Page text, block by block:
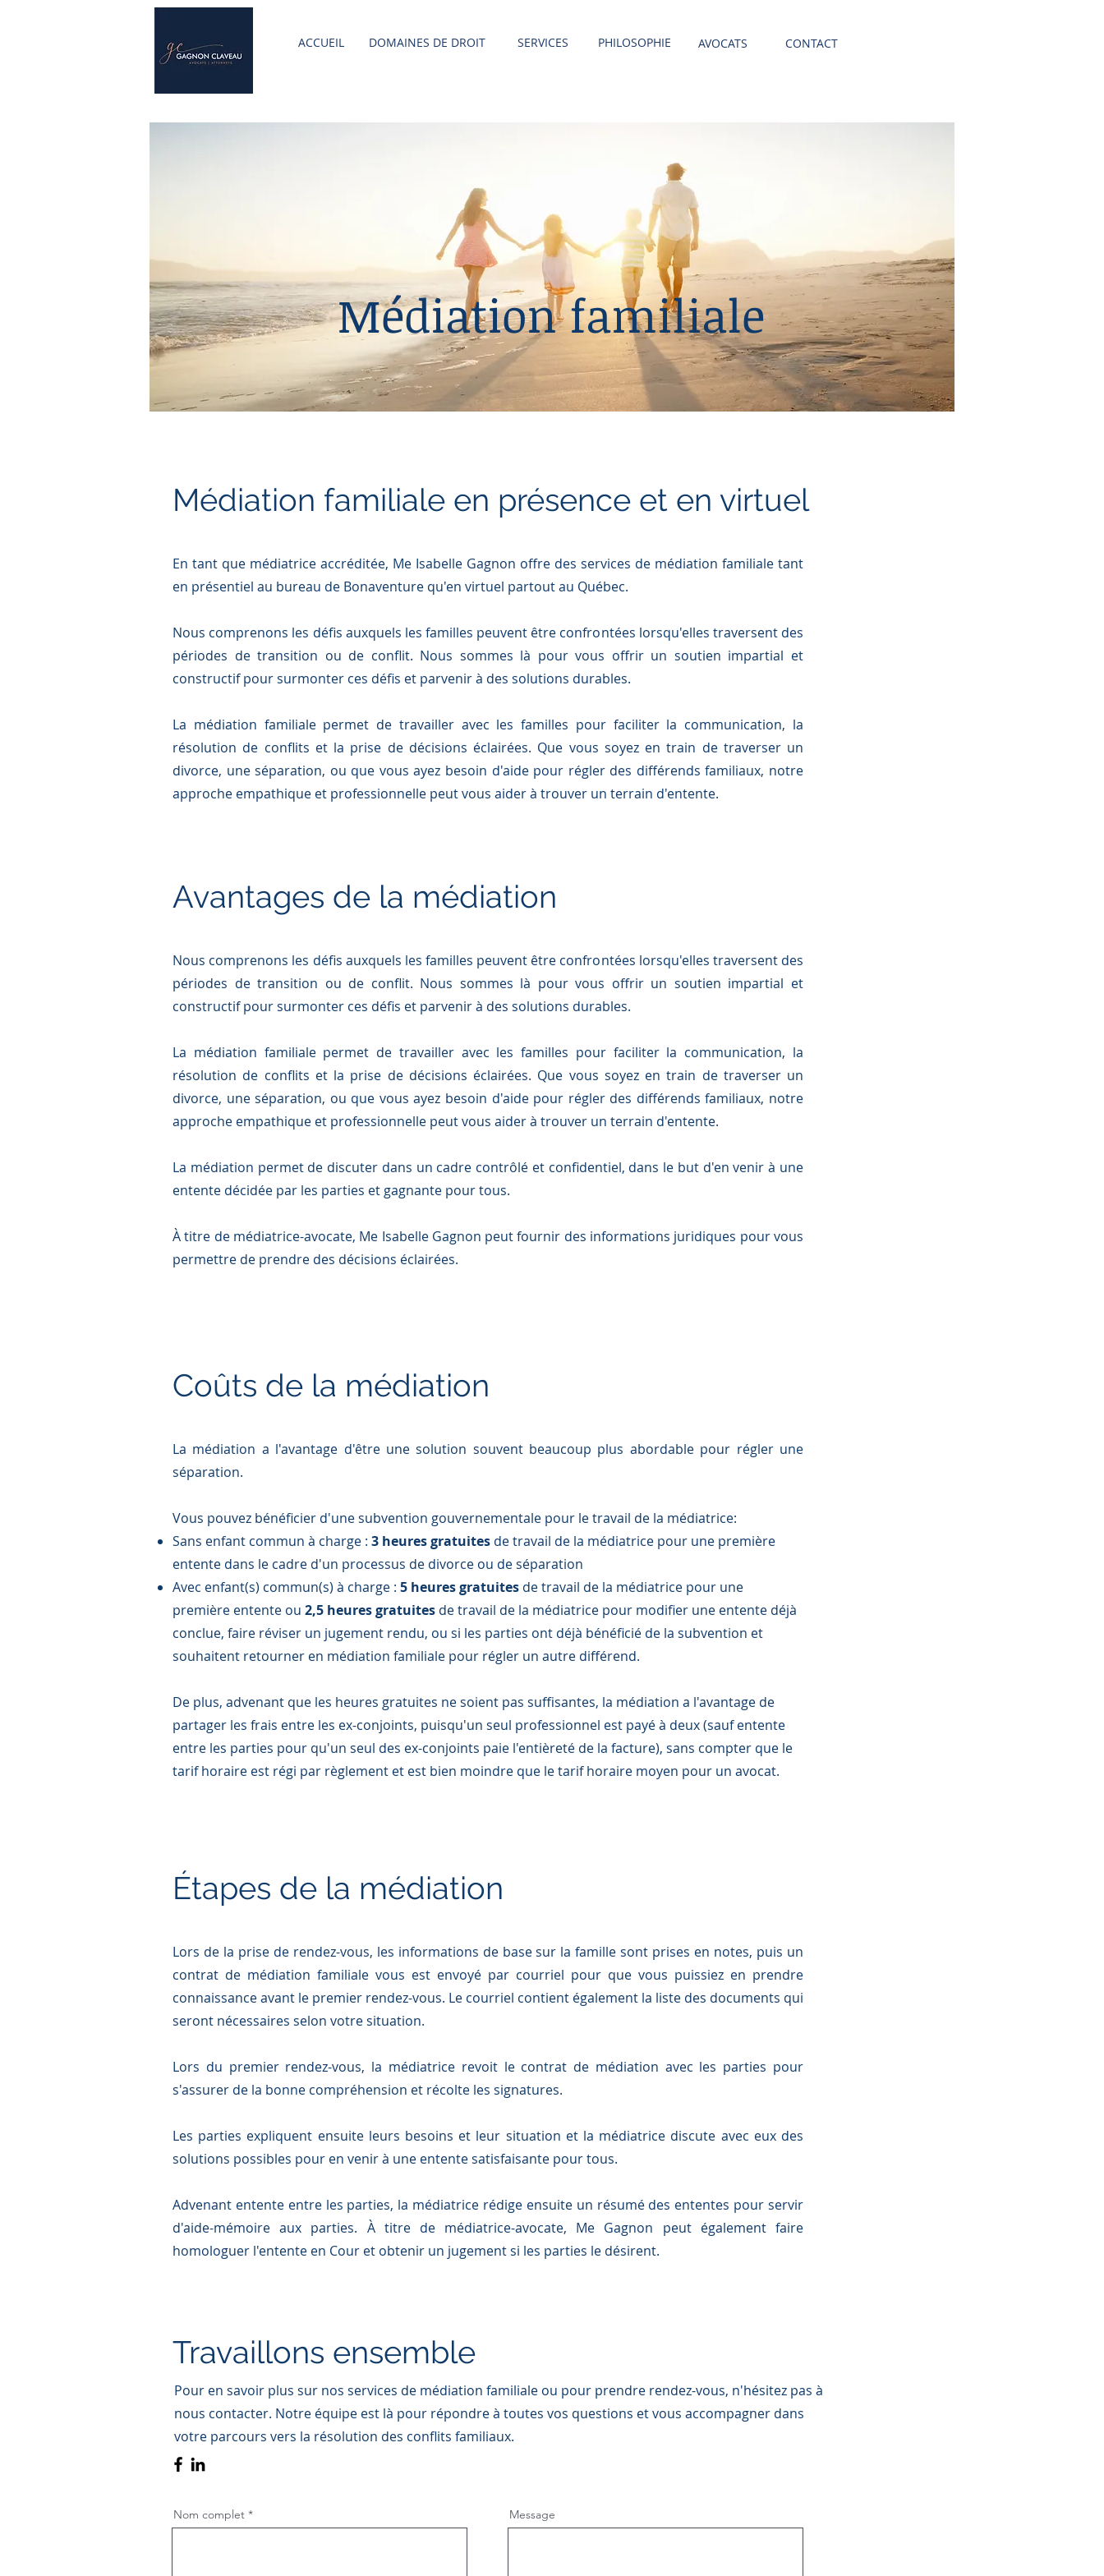
CONTACT
SERVICES PHILOSOPHIE
DOMAINES DE DROIT
ACCUEIL AVOCATS
Médiation familiale
Médiation familiale en présence et en virtuel
En tant que médiatrice accréditée, Me Isabelle Gagnon offre des services de médiation familiale tant
en présentiel au bureau de Bonaventure qu'en virtuel partout au Québec.
Nous comprenons les défis auxquels les familles peuvent être confrontées lorsqu'elles traversent des
périodes de transition ou de conflit. Nous sommes là pour vous offrir un soutien impartial et
constructif pour surmonter ces défis et parvenir à des solutions durables.
La médiation familiale permet de travailler avec les familles pour faciliter la communication, la
résolution de conflits et la prise de décisions éclairées. Que vous soyez en train de traverser un
divorce, une séparation, ou que vous ayez besoin d'aide pour régler des différends familiaux, notre
approche empathique et professionnelle peut vous aider à trouver un terrain d'entente.
Avantages de la médiation
Nous comprenons les défis auxquels les familles peuvent être confrontées lorsqu'elles traversent des
périodes de transition ou de conflit. Nous sommes là pour vous offrir un soutien impartial et
constructif pour surmonter ces défis et parvenir à des solutions durables.
La médiation familiale permet de travailler avec les familles pour faciliter la communication, la
résolution de conflits et la prise de décisions éclairées. Que vous soyez en train de traverser un
divorce, une séparation, ou que vous ayez besoin d'aide pour régler des différends familiaux, notre
approche empathique et professionnelle peut vous aider à trouver un terrain d'entente.
La médiation permet de discuter dans un cadre contrôlé et confidentiel, dans le but d'en venir à une
entente décidée par les parties et gagnante pour tous.
À titre de médiatrice-avocate, Me Isabelle Gagnon peutfournir des informations juridiques pour vous
permettre de prendre des décisions éclairées.
Coûts de la médiation
La médiation a l'avantage d'être une solution souvent beaucoup plus abordable pour régler une
séparation.
Vous pouvez bénéficier d'une subvention gouvernementale pour le travail de la médiatrice:
Sans enfant commun à charge : 3 heures gratuites de travail de la médiatrice pour une première
entente dans le cadre d'un processus de divorce ou de séparation
Avec enfant(s) commun(s) à charge : 5 heures gratuites de travail de la médiatrice pour une
première entente ou 2,5 heures gratuites de travail de la médiatrice pour modifier une entente déjà
conclue, faire réviser un jugement rendu, ou si les parties ont déjà bénéficié de la subvention et
souhaitent retourner en médiation familiale pour régler un autre différend.
​De plus, advenant que les heures gratuites ne soient pas suffisantes, la médiation a l'avantage de
partager les frais entre les ex-conjoints, puisqu'un seul professionnel est payé à deux (sauf entente
entre les parties pour qu'un seul des ex-conjoints paie l'entièreté de la facture), sans compter que le
tarif horaire est régi par règlement et est bien moindre que le tarif horaire moyen pour un avocat.
Étapes de la médiation
Lors de la prise de rendez-vous, les informations de base sur la famille sont prises en notes, puis un
contrat de médiation familiale vous est envoyé par courriel pour que vous puissiez en prendre
connaissance avant le premier rendez-vous. Le courriel contient également la liste des documents qui
seront nécessaires selon votre situation.
Lors du premier rendez-vous, la médiatrice revoit le contrat de médiation avec les parties pour
s'assurer de la bonne compréhension et récolte les signatures.
Les parties expliquent ensuite leurs besoins et leur situation et la médiatrice discute avec eux des
solutions possibles pour en venir à une entente satisfaisante pour tous.
Advenant entente entre les parties, la médiatrice rédige ensuite un résumé des ententes pour servir
d'aide-mémoire aux parties. À titre de médiatrice-avocate, Me Gagnon peut également faire
homologuer l'entente en Cour et obtenir un jugement si les parties le désirent.
Travaillons ensemble
Pour en savoir plus sur nos services de médiation familiale ou pour prendre rendez-vous, n'hésitez pas à
nous contacter. Notre équipe est là pour répondre à toutes vos questions et vous accompagner dans
votre parcours vers la résolution des conflits familiaux.
Nom complet Message